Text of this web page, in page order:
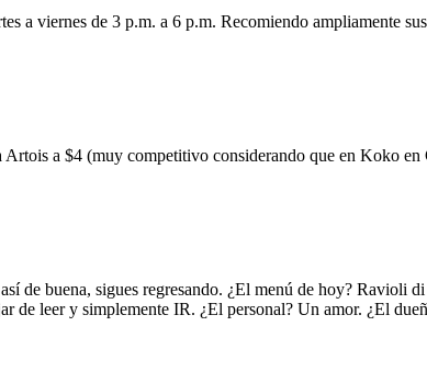
a viernes de 3 p.m. a 6 p.m. Recomiendo ampliamente
a $4 (muy competitivo considerando que en Koko en
de buena, sigues regresando. ¿El menú de hoy? Ravioli
de leer y simplemente IR. ¿El personal? Un amor. ¿El